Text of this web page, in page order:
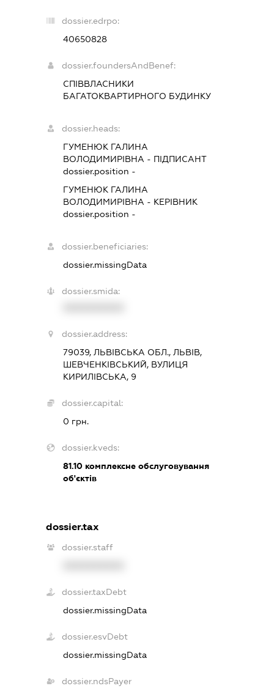
dossier.edrpo:
40650828
dossier.foundersAndBenef:
СПІВВЛАСНИКИ
БАГАТОКВАРТИРНОГО БУДИНКУ
dossier.heads:
ГУМЕНЮК ГАЛИНА
ВОЛОДИМИРІВНА - ПІДПИСАНТ
dossier.position -
ГУМЕНЮК ГАЛИНА
ВОЛОДИМИРІВНА - КЕРІВНИК
dossier.position -
dossier.beneficiaries:
dossier.missingData
dossier.smida:
dossier.address:
79039, ЛЬВІВСЬКА ОБЛ., ЛЬВІВ,
ШЕВЧЕНКІВСЬКИЙ, ВУЛИЦЯ
КИРИЛІВСЬКА, 9
dossier.capital:
0 грн.
dossier.kveds:
81.10комплексне обслуговування
об'єктів
dossier.tax
dossier.staff
dossier.taxDebt
dossier.missingData
dossier.esvDebt
dossier.missingData
dossier.ndsPayer